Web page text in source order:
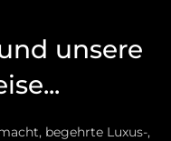
unsere
begehrte Luxus-,